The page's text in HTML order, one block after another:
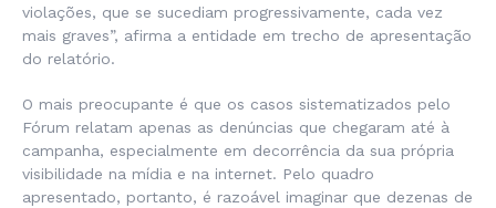
violações, que se sucediam progressivamente, cada vez
mais graves”, afirma a entidade em trecho de apresentação
do relatório.
O mais preocupante é que os casos sistematizados pelo
Fórum relatam apenas as denúncias que chegaram até à
campanha, especialmente em decorrência da sua própria
visibilidade na mídia e na internet. Pelo quadro
apresentado, portanto, é razoável imaginar que dezenas de